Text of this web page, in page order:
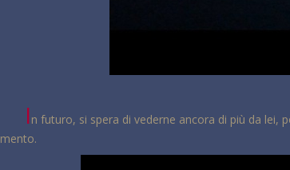
In futuro, si spera di vederne ancora di più da lei,